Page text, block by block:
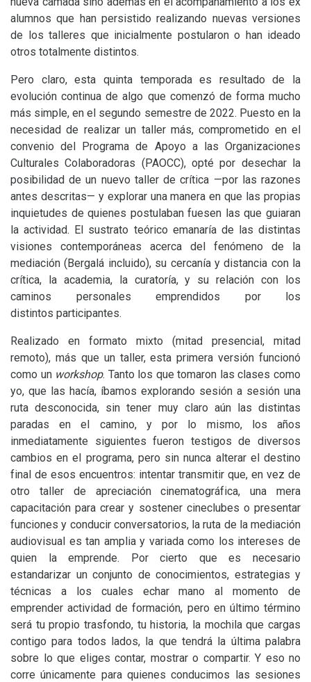
alumnos que han persistido realizando nuevas versiones
de los talleres que inicialmente postularon o han ideado
otros totalmente distintos.
Pero claro, esta quinta temporada es resultado de la
evolución continua de algo que comenzó de forma mucho
más simple, en el segundo semestre de 2022. Puesto en la
necesidad de realizar un taller más, comprometido en el
convenio del Programa de Apoyo a las Organizaciones
Culturales Colaboradoras (PAOCC), opté por desechar la
posibilidad de un nuevo taller de crítica —por las razones
antes descritas— y explorar una manera en que las propias
inquietudes de quienes postulaban fuesen las que guiaran
la actividad. El sustrato teórico emanaría de las distintas
visiones contemporáneas acerca del fenómeno de la
mediación (Bergalá incluido), su cercanía y distancia con la
crítica, la academia, la curatoría, y su relación con los
caminos personales emprendidos por los
distintos participantes.
Realizado en formato mixto (mitad presencial, mitad
remoto), más que un taller, esta primera versión funcionó
como un workshop. Tanto los que tomaron las clases como
yo, que las hacía, íbamos explorando sesión a sesión una
ruta desconocida, sin tener muy claro aún las distintas
paradas en el camino, y por lo mismo, los años
inmediatamente siguientes fueron testigos de diversos
cambios en el programa, pero sin nunca alterar el destino
final de esos encuentros: intentar transmitir que, en vez de
otro taller de apreciación cinematográfica, una mera
capacitación para crear y sostener cineclubes o presentar
funciones y conducir conversatorios, la ruta de la mediación
audiovisual es tan amplia y variada como los intereses de
quien la emprende. Por cierto que es necesario
estandarizar un conjunto de conocimientos, estrategias y
técnicas a los cuales echar mano al momento de
emprender actividad de formación, pero en último término
será tu propio trasfondo, tu historia, la mochila que cargas
contigo para todos lados, la que tendrá la última palabra
sobre lo que eliges contar, mostrar o compartir. Y eso no
corre únicamente para quienes conducimos las sesiones